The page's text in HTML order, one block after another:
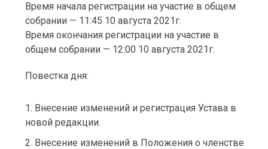
Время начала регистрации на участие в общем
собрании — 11:45 10 августа 2021г.
Время окончания регистрации на участие в
общем собрании — 12:00 10 августа 2021г.
Повестка дня:
Внесение изменений и регистрация Устава в
новой редакции.
Внесение изменений в Положения о членстве